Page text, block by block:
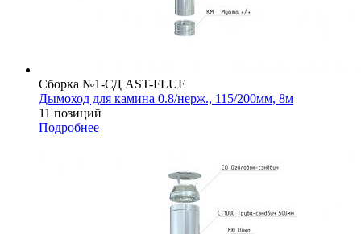
Сборка №1-СД AST-FLUE
Дымоход для камина 0.8/нерж., 115/200мм, 8м
11 позиций
Подробнее